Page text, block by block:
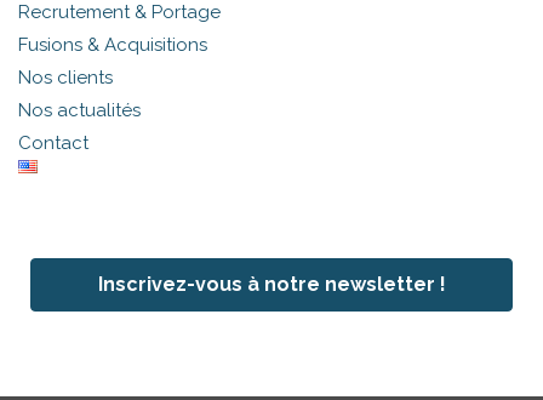
Recrutement & Portage
Fusions & Acquisitions
Nos clients
Nos actualités
Contact
Inscrivez-vous à notre newsletter !